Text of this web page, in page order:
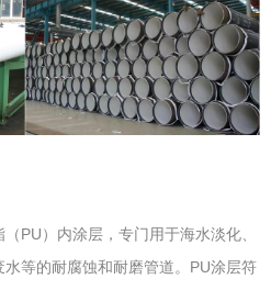
PU）内涂层，专门用于海水淡化、
等的耐腐蚀和耐磨管道。PU涂层符